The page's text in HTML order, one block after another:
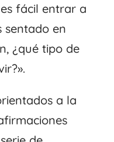
fácil entrar a
sentado en
¿qué tipo de
a la